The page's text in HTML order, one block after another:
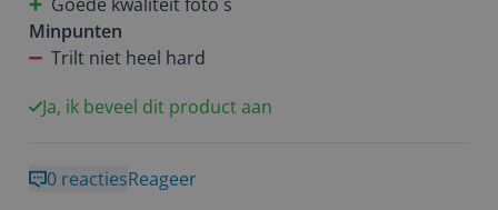
hij nog prachtige foto`s. Het super snel opladen is
ook echt een pluspunt! Van bijna leeg naar 20% vol
tot nu toe vind is dat de telefoon niet zo hard trilt.
het geluid altijd uit staan). Verder vind ik het
Minpunten
Trilt niet heel hard
Ja, ik beveel dit product aan
0 reactiesReageer